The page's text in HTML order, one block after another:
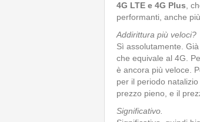
4G LTE e 4G Plus ,
performanti, anche
Addirittura più veloci?
Sì assolutamente.
che equivale al 4G.
è ancora più veloce.
per il periodo
prezzo pieno, e il
Significativo.